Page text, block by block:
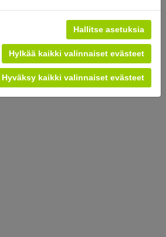
Hallitse asetuksia
Hylkää kaikki valinnaiset evästeet
Hyväksy kaikki valinnaiset evästeet